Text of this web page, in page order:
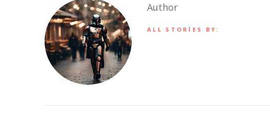
Author
ALL STORIES BY: